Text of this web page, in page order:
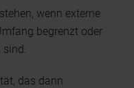
wenn externe
begrenzt oder
das dann